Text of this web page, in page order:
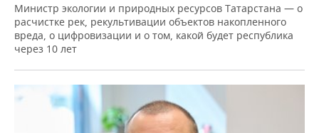
Министр экологии и природных ресурсов Татарстана — о
расчистке рек, рекультивации объектов накопленного
вреда, о цифровизации и о том, какой будет республика
через 10 лет